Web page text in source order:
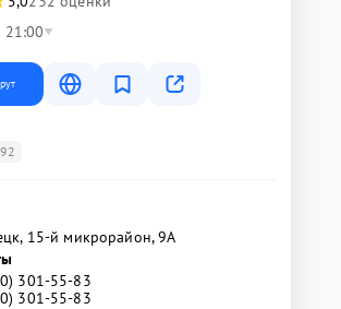
21:00
15-й микрорайон, 9А
301-55-83
301-55-83